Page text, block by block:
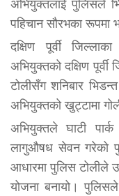
अभियुक्तलाई पुलिसले
पहिचान सौरभका रूपमा
दक्षिण पूर्वी
अभियुक्तको दक्षिण पूर्वी
टोलीसँग शनिबार
अभियुक्तको खुट्टामा
अभियुक्तले घाटी
लागुऔषध सेवन गरेको
आधारमा पुलिस टोलीले
योजना बनायो।